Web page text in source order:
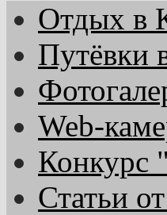
Отдых в
Путёвки
Web-
Конкурс
Статьи